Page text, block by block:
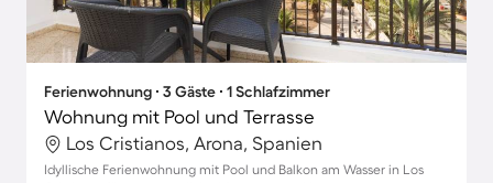
Ferienwohnung ∙ 3 Gäste ∙ 1 Schlafzimmer
Wohnung mit Pool und Terrasse
Los Cristianos, Arona, Spanien
Idyllische Ferienwohnung mit Pool und Balkon am Wasser in Los